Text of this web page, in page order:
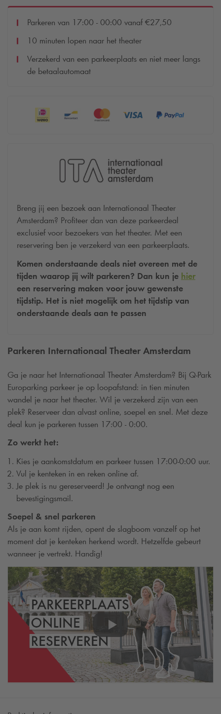
Parkeren Internationaal Theater Amsterdam
Ga je naar het Internationaal Theater Amsterdam? Bij Q-Park
Europarking parkeer je op loopafstand: in tien minuten
wandel je naar het theater. Wil je verzekerd zijn van een
plek? Reserveer dan alvast online, soepel en snel. Met deze
deal kun je parkeren tussen 17:00 - 0:00.
Zo werkt het:
Kies je aankomstdatum en parkeer tussen 17:00-0:00 uur.
Vul je kenteken in en reken online af.
Je plek is nu gereserveerd! Je ontvangt nog een
bevestigingsmail.
Soepel & snel parkeren
Als je aan komt rijden, opent de slagboom vanzelf op het
moment dat je kenteken herkend wordt. Hetzelfde gebeurt
wanneer je vertrekt. Handig!
Parkeren van 17:00 - 00:00 vanaf €27,50
10 minuten lopen naar het theater
Verzekerd van een parkeerplaats en niet meer langs
de betaalautomaat
Breng jij een bezoek aan Internationaal Theater
Amsterdam? Profiteer dan van deze parkeerdeal
exclusief voor bezoekers van het theater. Met een
reservering ben je verzekerd van een parkeerplaats.
Komen onderstaande deals niet overeen met de
tijden waarop jij wilt parkeren? Dan kun je hier
een reservering maken voor jouw gewenste
tijdstip. Het is niet mogelijk om het tijdstip van
onderstaande deals aan te passen